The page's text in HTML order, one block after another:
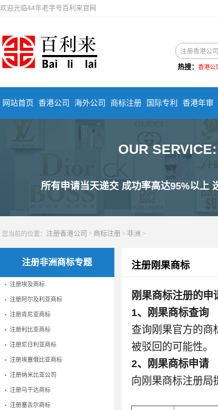
欢迎光临44年老字号百利来官网
热搜： 香港公
网站首页 香港公司 海外公司 商标注册 国际专利 香港年审
OUR
所有申请当天递交 成功率高达95%以上
您当前的位置： 注册香港公司 > 商标注册 > 非洲 >
注册非洲商标专题
注册埃及商标
注册阿尔及利亚商标
注册肯尼亚商标
注册利比亚商标
注册尼日利亚商标
注册埃塞俄比亚商标
注册纳米比亚公司
注册乌干达商标
注册塞舌尔商标
注册刚果商标
刚果商标注册的
1、刚果商标查询
查询刚果官方的商
被驳回的可能性。
2、刚果商标申请
向刚果商标注册局